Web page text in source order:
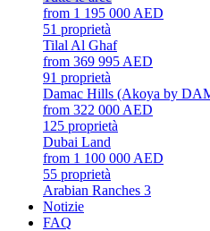
from 1 195 000 AED
51 proprietà
Tilal Al Ghaf
from 369 995 AED
91 proprietà
Damac Hills (Akoya by
from 322 000 AED
125 proprietà
Dubai Land
from 1 100 000 AED
55 proprietà
Arabian Ranches 3
Notizie
FAQ